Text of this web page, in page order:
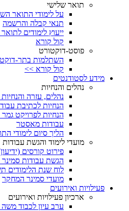
תואר שלישי
על לימודי התואר
תנאי קבלה והרשמה
ייעוץ לימודים
קול קורא
פוסט-דוקטורט
השתלמות בתר-
קול קורא >>
מידע לסטודנטים
נהלים והנחיות
נהלים, עזרה
הנחיות לכתיבת
הנחיות לפרויקט גמר
עבודות מאסטר
הליך סיום לימודי
מועדי לימוד והגשת עבודות
פירוט קורסים
הגשת עבודות
לוח שנת הלימודים
מועדי סמינר המחקר
פעילויות ואירועים
ארכיון פעילויות ואירועים
ערב עיון לכבוד משה שוורץ -